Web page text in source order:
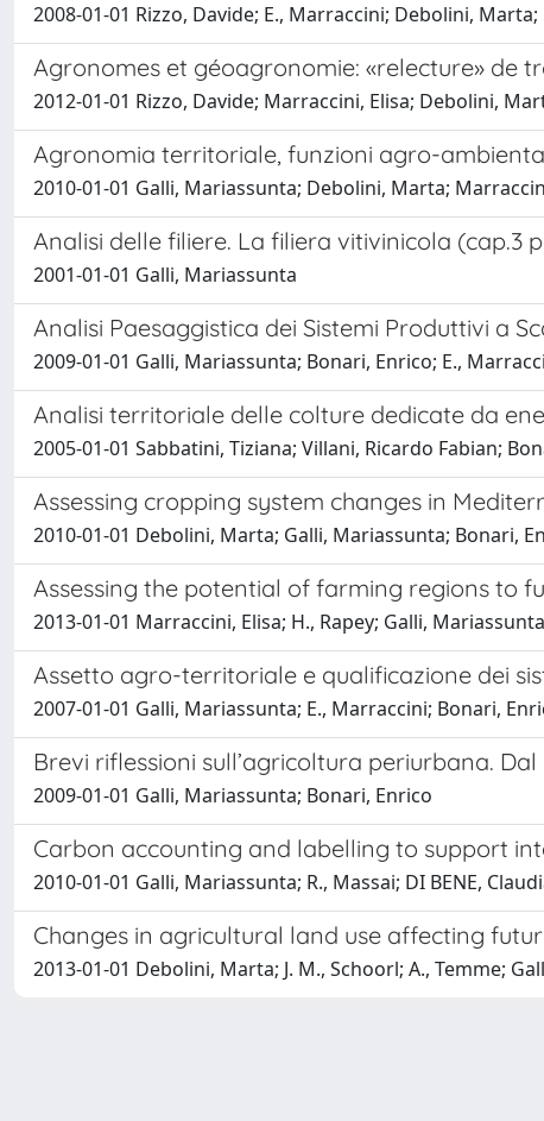
2008-01-01 Rizzo, Davide; E., Marraccini; Debolini,
Agronomes et géoagronomie: «relecture» de
2012-01-01 Rizzo, Davide; Marraccini, Elisa; Debolini,
Agronomia territoriale, funzioni agro-
2010-01-01 Galli, Mariassunta; Debolini, Marta;
Analisi delle filiere. La filiera vitivinicola (cap.3
2001-01-01 Galli, Mariassunta
Analisi Paesaggistica dei Sistemi Produttivi a
2009-01-01 Galli, Mariassunta; Bonari, Enrico; E.,
Analisi territoriale delle colture dedicate da
2005-01-01 Sabbatini, Tiziana; Villani, Ricardo Fabian;
Assessing cropping system changes in
2010-01-01 Debolini, Marta; Galli, Mariassunta; Bonari,
Assessing the potential of farming regions to
2013-01-01 Marraccini, Elisa; H., Rapey; Galli,
Assetto agro-territoriale e qualificazione dei
2007-01-01 Galli, Mariassunta; E., Marraccini; Bonari,
Brevi riflessioni sull’agricoltura periurbana.
2009-01-01 Galli, Mariassunta; Bonari, Enrico
Carbon accounting and labelling to support
2010-01-01 Galli, Mariassunta; R., Massai; DI BENE,
Changes in agricultural land use affecting
2013-01-01 Debolini, Marta; J. M., Schoorl; A., Temme;